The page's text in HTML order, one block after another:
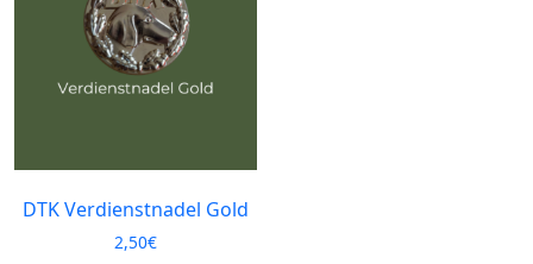
DTK Verdienstnadel Gold
2,50€